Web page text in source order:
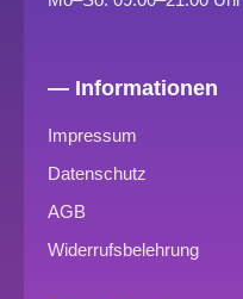
— Informationen
Impressum
Datenschutz
AGB
Widerrufsbelehrung